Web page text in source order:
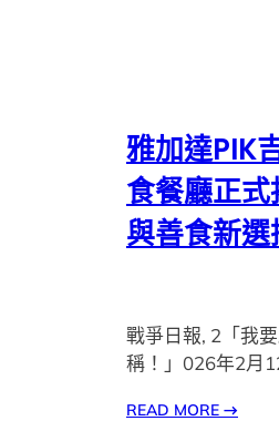
雅加達PIK
食餐廳正
與善食新選
戰爭日報, 2「我
稱！」026年2月
READ MORE →